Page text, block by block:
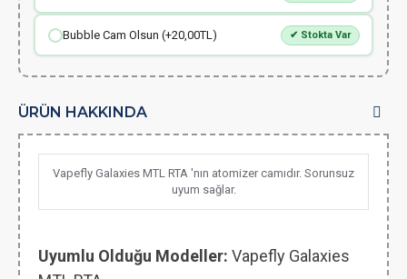
Bubble Cam Olsun (+20,00TL) ✔ Stokta Var
ÜRÜN HAKKINDA
Vapefly Galaxies MTL RTA 'nın atomizer camıdır. Sorunsuz
uyum sağlar.
Uyumlu Olduğu Modeller: Vapefly Galaxies